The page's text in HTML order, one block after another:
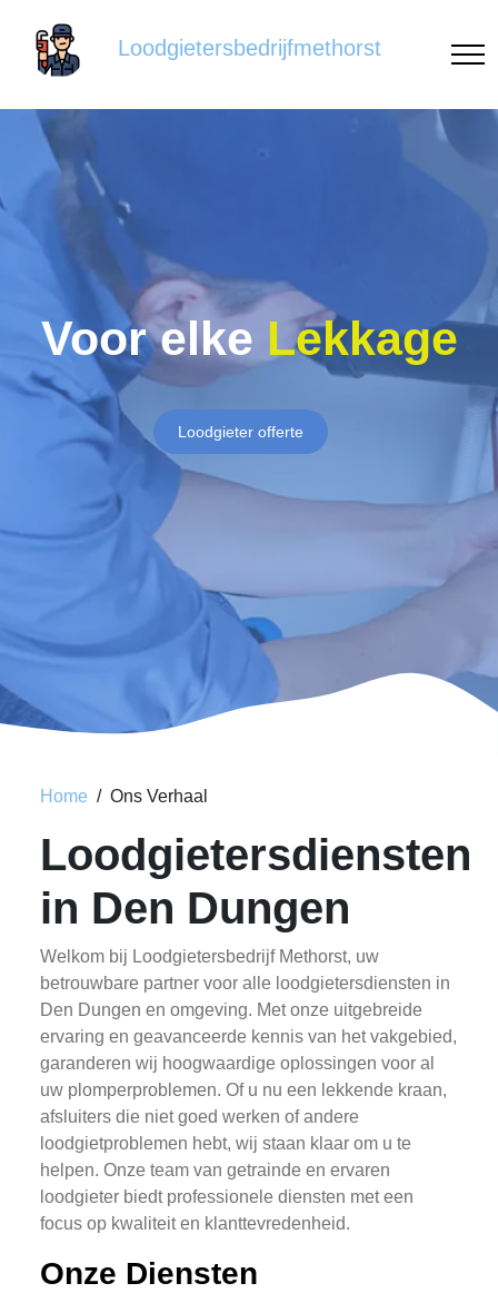
Loodgietersbedrijfmethorst
Voor elke Lekkage
Loodgieter offerte
Home Ons Verhaal
Loodgietersdiensten
in Den Dungen
Welkom bij Loodgietersbedrijf Methorst, uw
betrouwbare partner voor alle loodgietersdiensten in
Den Dungen en omgeving. Met onze uitgebreide
ervaring en geavanceerde kennis van het vakgebied,
garanderen wij hoogwaardige oplossingen voor al
uw plomperproblemen. Of u nu een lekkende kraan,
afsluiters die niet goed werken of andere
loodgietproblemen hebt, wij staan klaar om u te
helpen. Onze team van getrainde en ervaren
loodgieter biedt professionele diensten met een
focus op kwaliteit en klanttevredenheid.
Onze Diensten